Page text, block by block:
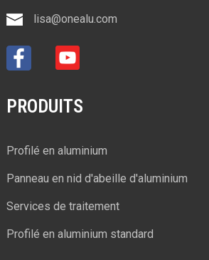
lisa@onealu.com
PRODUITS
Profilé en aluminium
Panneau en nid d'abeille d'aluminium
Services de traitement
Profilé en aluminium standard